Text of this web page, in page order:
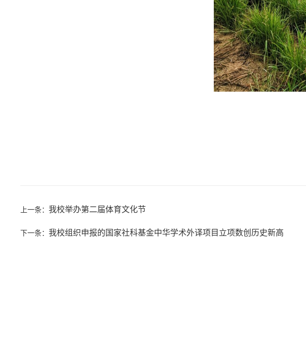
上一条： 我校举办第二届体育文化节
下一条： 我校组织申报的国家社科基金中华学术外译项目立项数创历史新高